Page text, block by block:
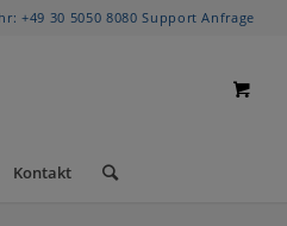
+49 30 5050 8080 Support Anfrage
Kontakt